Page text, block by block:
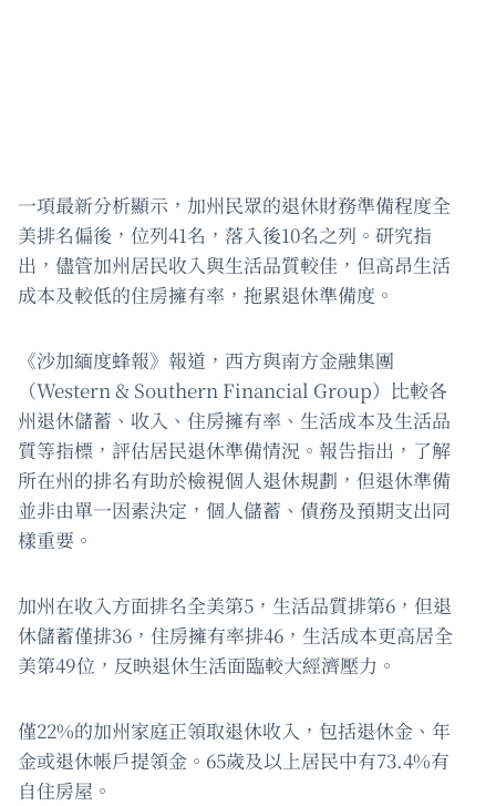
一項最新分析顯示，加州民眾的退休財務準備程度全
美排名偏後，位列41名，落入後10名之列。研究指
出，儘管加州居民收入與生活品質較佳，但高昂生活
成本及較低的住房擁有率，拖累退休準備度。
《沙加緬度蜂報》報道，西方與南方金融集團
（Western & Southern Financial Group）比較各
州退休儲蓄、收入、住房擁有率、生活成本及生活品
質等指標，評估居民退休準備情況。報告指出，了解
所在州的排名有助於檢視個人退休規劃，但退休準備
並非由單一因素決定，個人儲蓄、債務及預期支出同
樣重要。
加州在收入方面排名全美第5，生活品質排第6，但退
休儲蓄僅排36，住房擁有率排46，生活成本更高居全
美第49位，反映退休生活面臨較大經濟壓力。
僅22%的加州家庭正領取退休收入，包括退休金、年
金或退休帳戶提領金。65歲及以上居民中有73.4%有
自住房屋。